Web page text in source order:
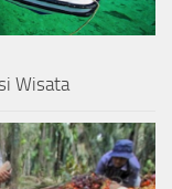
Wisata